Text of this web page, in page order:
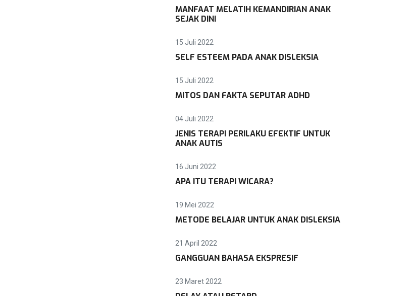
MANFAAT MELATIH KEMANDIRIAN ANAK
SEJAK DINI
15 Juli 2022
SELF ESTEEM PADA ANAK DISLEKSIA
15 Juli 2022
MITOS DAN FAKTA SEPUTAR ADHD
04 Juli 2022
JENIS TERAPI PERILAKU EFEKTIF UNTUK
ANAK AUTIS
16 Juni 2022
APA ITU TERAPI WICARA?
19 Mei 2022
METODE BELAJAR UNTUK ANAK DISLEKSIA
21 April 2022
GANGGUAN BAHASA EKSPRESIF
23 Maret 2022